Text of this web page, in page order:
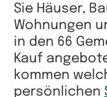
Sie Häuser,
Wohnungen
in den 66
Kauf
kommen
persönlichen